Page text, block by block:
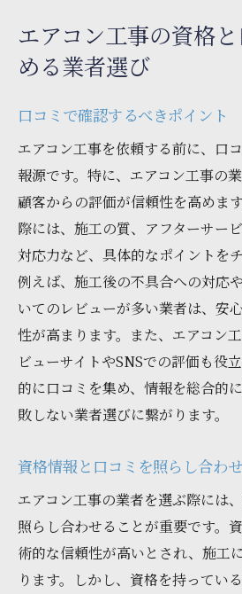
エアコン工事の資格
める業者選び
口コミで確認するべきポイント
エアコン工事を依頼する前に、口
報源です。特に、エアコン工事の
顧客からの評価が信頼性を高めま
際には、施工の質、アフターサー
対応力など、具体的なポイントを
例えば、施工後の不具合への対応
いてのレビューが多い業者は、安
性が高まります。また、エアコン
ビューサイトやSNSでの評価も役
的に口コミを集め、情報を総合的
敗しない業者選びに繋がります。
資格情報と口コミを照らし合わ
エアコン工事の業者を選ぶ際には
照らし合わせることが重要です。
術的な信頼性が高いとされ、施工
ります。しかし、資格を持ってい